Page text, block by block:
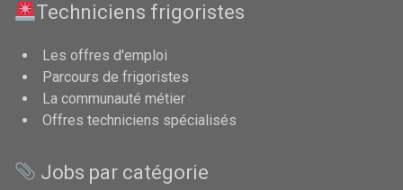
Techniciens frigoristes
Les offres d'emploi
Parcours de frigoristes
La communauté métier
Offres techniciens spécialisés
Jobs par catégorie